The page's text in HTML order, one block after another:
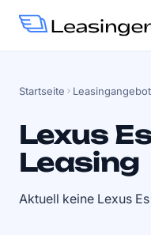
Startseite
Lexus
Leasing
Aktuell keine Lexus